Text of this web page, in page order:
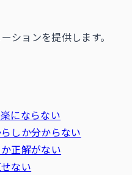
ションを提供します。
にならない
しか分からない
正解がない
ない